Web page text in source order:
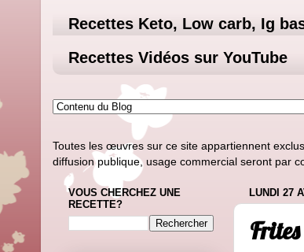
Recettes Keto, Low carb, Ig
Recettes Vidéos sur YouTube
Toutes les œuvres sur ce site appartiennent
diffusion publique, usage commercial seront par
LUNDI 27
VOUS CHERCHEZ UNE
RECETTE?